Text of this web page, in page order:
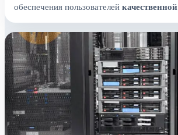
обеспечения пользователей качественной